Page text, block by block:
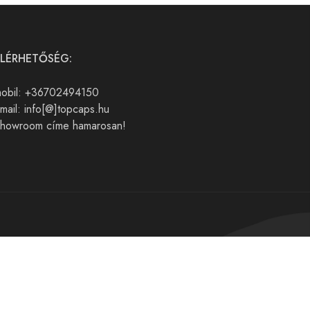
+36702494150
info[@]topcaps.hu
címe hamarosan!